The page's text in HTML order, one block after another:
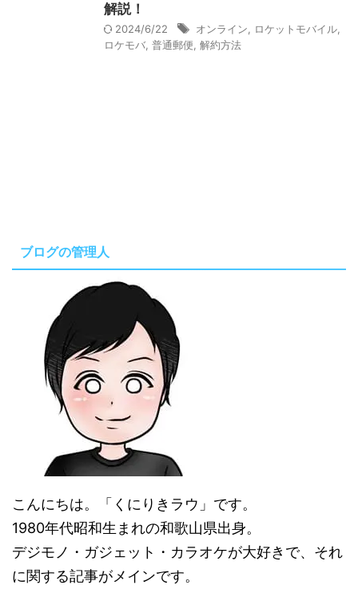
解説！
2024/6/22 オンライン ロケットモバイル
ロケモバ 普通郵便 解約方法
ブログの管理人
こんにちは。「くにりきラウ」です。
1980年代昭和生まれの和歌山県出身。
デジモノ・ガジェット・カラオケが大好きで、それ
に関する記事がメインです。